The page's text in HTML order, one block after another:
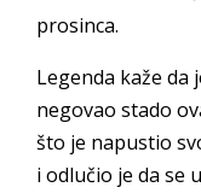
prosinca.
Legenda kaže da
negovao stado
što je napustio
i odlučio je da se